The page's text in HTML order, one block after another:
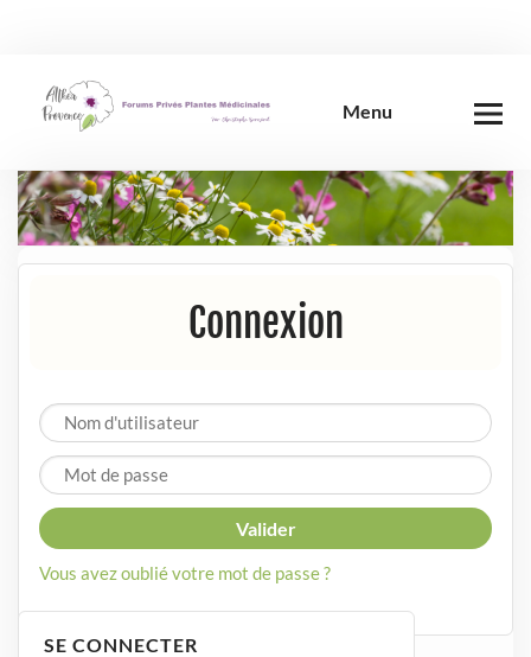
content
Menu
Connexion
Vous avez oublié votre mot de passe ?
SE CONNECTER